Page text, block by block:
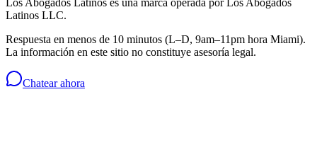
Los Abogados Latinos es una marca operada porLos Abogados
Latinos LLC.
Respuesta en menos de 10 minutos (L–D, 9am–11pm hora Miami).
La información en este sitio no constituye asesoría legal.
Chatear ahora